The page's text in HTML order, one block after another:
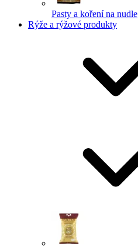
Pasty a koření na nudle
Rýže a rýžové produkty